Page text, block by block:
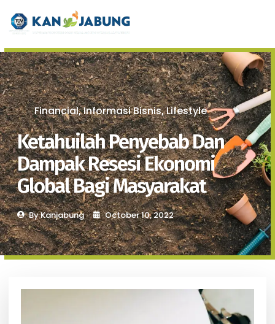
Financial,Informasi Bisnis,Lifestyle
Ketahuilah Penyebab Dan
Dampak Resesi Ekonomi
Global Bagi Masyarakat
ByKanjabung October 10, 2022